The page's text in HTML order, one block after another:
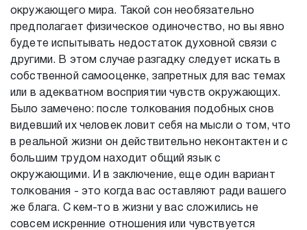
окружающего мира. Такой сон необязательно
предполагает физическое одиночество, но вы явно
будете испытывать недостаток духовной связи с
другими. В этом случае разгадку следует искать в
собственной самооценке, запретных для вас темах
или в адекватном восприятии чувств окружающих.
Было замечено: после толкования подобных снов
видевший их человек ловит себя на мысли о том, что
в реальной жизни он действительно неконтактен и с
большим трудом находит общий язык с
окружающими. И в заключение, еще один вариант
толкования - это когда вас оставляют ради вашего
же блага. С кем-то в жизни у вас сложились не
совсем искренние отношения или чувствуется